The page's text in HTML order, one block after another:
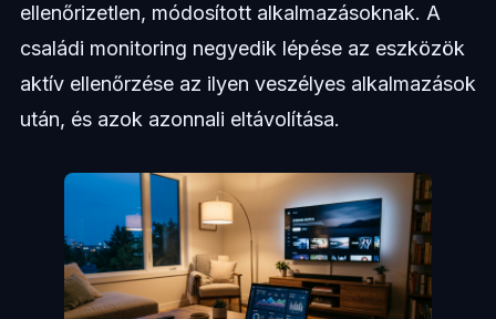
ellenőrizetlen, módosított alkalmazásoknak. A
családi monitoring negyedik lépése az eszközök
aktív ellenőrzése az ilyen veszélyes alkalmazások
után, és azok azonnali eltávolítása.